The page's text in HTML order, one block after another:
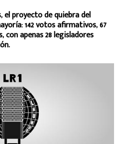
el proyecto de quiebra del
142 votos afirmativos, 67
con apenas 28 legisladores